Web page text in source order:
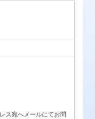
ス宛へメールにてお問